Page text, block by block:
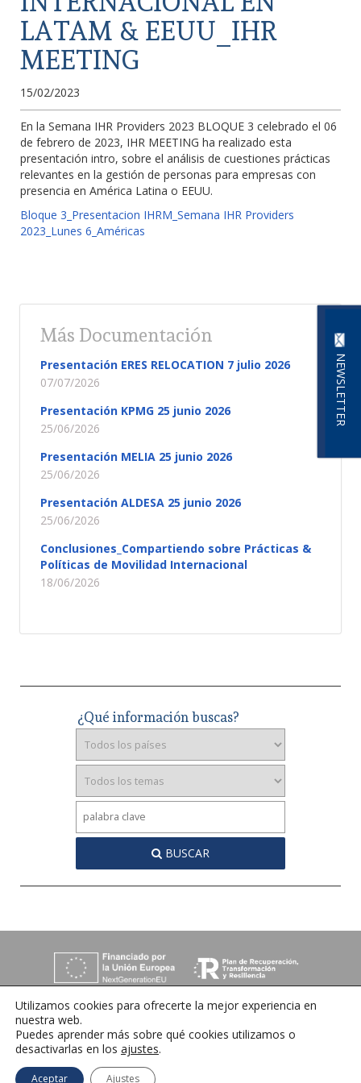
NEWSLETTER
LATAM & EEUU_IHR
MEETING
15/02/2023
En la Semana IHR Providers 2023 BLOQUE 3 celebrado el 06
de febrero de 2023, IHR MEETING ha realizado esta
presentación intro, sobre el análisis de cuestiones prácticas
relevantes en la gestión de personas para empresas con
presencia en América Latina o EEUU.
Bloque 3_Presentacion IHRM_Semana IHR Providers
2023_Lunes 6_Américas
Más Documentación
Presentación ERES RELOCATION 7 julio 2026
07/07/2026
Presentación KPMG 25 junio 2026
25/06/2026
Presentación MELIA 25 junio 2026
25/06/2026
Presentación ALDESA 25 junio 2026
25/06/2026
Conclusiones_Compartiendo sobre Prácticas &
Políticas de Movilidad Internacional
18/06/2026
¿Qué información buscas?
BUSCAR
C/ Orense 6, 36970 Sanxenxo, Pontevedra
Tlfno:
+34 986 72 35 64
Utilizamos cookies para ofrecerte la mejor experiencia en
nuestra web.
Puedes aprender más sobre qué cookies utilizamos o
desactivarlas en los ajustes.
Aceptar Ajustes